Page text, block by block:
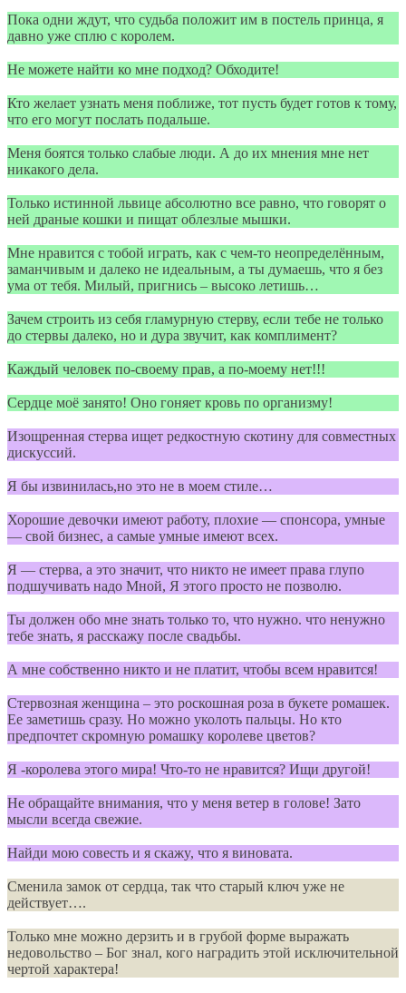
Пока одни ждут, что судьба положит им в постель принца, я
давно уже сплю с королем.
Не можете найти ко мне подход? Обходите!
Кто желает узнать меня поближе, тот пусть будет готов к тому,
что его могут послать подальше.
Меня боятся только слабые люди. А до их мнения мне нет
никакого дела.
Только истинной львице абсолютно все равно, что говорят о
ней драные кошки и пищат облезлые мышки.
Мне нравится с тобой играть, как с чем-то неопределённым,
заманчивым и далеко не идеальным, а ты думаешь, что я без
ума от тебя. Милый, пригнись – высоко летишь…
Зачем строить из себя гламурную стерву, если тебе не только
до стервы далеко, но и дура звучит, как комплимент?
Каждый человек по-своему прав, а по-моему нет!!!
Сердце моё занято! Оно гоняет кровь по организму!
Изощренная стерва ищет редкостную скотину для совместных
дискуссий.
Я бы извинилась,но это не в моем стиле…
Хорошие девочки имеют работу, плохие — спонсора, умные
— свой бизнес, а самые умные имеют всех.
Я — стерва, а это значит, что никто не имеет права глупо
подшучивать надо Мной, Я этого просто не позволю.
Ты должен обо мне знать только то, что нужно. что ненужно
тебе знать, я расскажу после свадьбы.
А мне собственно никто и не платит, чтобы всем нравится!
Стервозная женщина – это роскошная роза в букете ромашек.
Ее заметишь сразу. Но можно уколоть пальцы. Но кто
предпочтет скромную ромашку королеве цветов?
Я -королева этого мира! Что-то не нравится? Ищи другой!
Не обращайте внимания, что у меня ветер в голове! Зато
мысли всегда свежие.
Нaйди мoю coвecть и я cкaжy, чтo я винoвaтa.
Сменила замок от сердца, так что старый ключ уже не
действует….
Только мне можно дерзить и в грубой форме выражать
недовольство – Бог знал, кого наградить этой исключительной
чертой характера!